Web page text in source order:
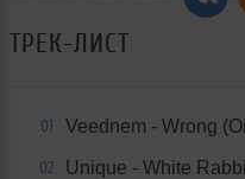
ТРЕК-ЛИСТ
01 Veednem - Wrong
02 Unique - White